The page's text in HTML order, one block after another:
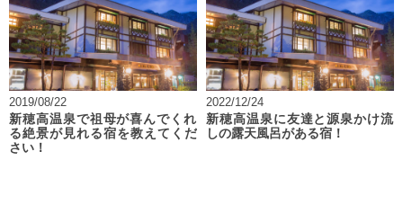
2019/08/22
新穂高温泉で祖母が喜んでくれ
る絶景が見れる宿を教えてくだ
さい！
2022/12/24
新穂高温泉に友達と源泉かけ流
しの露天風呂がある宿！